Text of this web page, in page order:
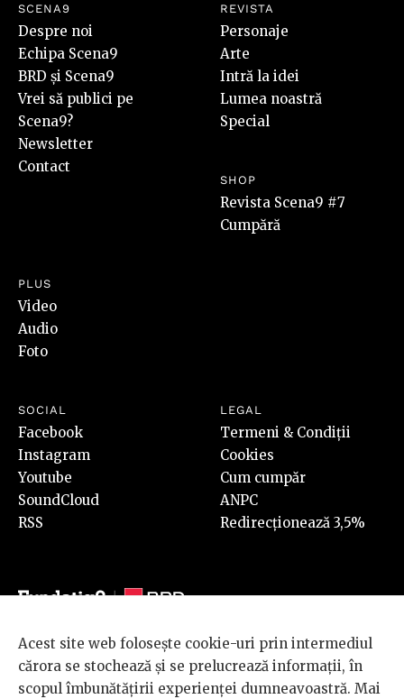
SCENA9
Despre noi
Echipa Scena9
BRD și Scena9
Vrei să publici pe
Scena9?
Newsletter
Contact
REVISTA
Personaje
Arte
Intră la idei
Lumea noastră
Special
SHOP
Revista Scena9 #7
Cumpără
PLUS
Video
Audio
Foto
SOCIAL
Facebook
Instagram
Youtube
SoundCloud
RSS
LEGAL
Termeni & Condiții
Cookies
Cum cumpăr
ANPC
Redirecționează 3,5%
© 2026 BRD Groupe Société Générale, toate drepturile rezervate.
Scena 9 este un proiect sustinut de
BRD GROUPE SOCIÉTÉ
Acest site web folosește cookie-uri prin intermediul
cărora se stochează și se prelucrează informații, în
scopul îmbunătățirii experienței dumneavoastră. Mai